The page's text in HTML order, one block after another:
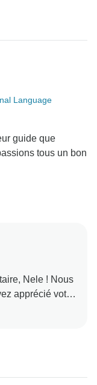
Language
guide que
tous un bon
Nele ! Nous
apprécié votre
espérons vous